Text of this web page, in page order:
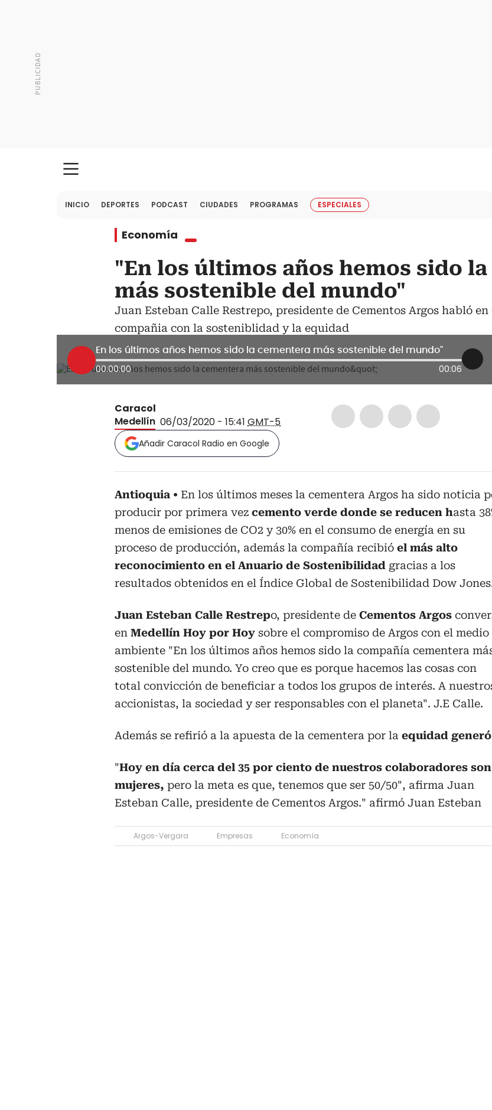
INICIO DEPORTES PODCAST CIUDADES PROGRAMAS ESPECIALES
Economía
"En los últimos años hemos sido
más sostenible del mundo"
Juan Esteban Calle Restrepo, presidente de Cementos Argos habló
compañia con la sosteniblidad y la equidad
En los últimos años hemos sido la cementera más sostenible del mundo"
00:00:00 00:06
Caracol
Medellín 06/03/2020 - 15:41 GMT-5
Añadir Caracol Radio en Google
Antioquia
En los últimos meses la cementera Argos ha sido noticia
producir por primera vez cemento verde donde se reducen hasta
menos de emisiones de CO2 y 30% en el consumo de energía en su
proceso de producción, además la compañía recibió el más alto
reconocimiento en el Anuario de Sostenibilidad gracias a los
resultados obtenidos en el Índice Global de Sostenibilidad Dow
Juan Esteban Calle Restrepo, presidente de Cementos Argos
en Medellín Hoy por Hoy sobre el compromiso de Argos con el medio
ambiente "En los últimos años hemos sido la compañía cementera
sostenible del mundo. Yo creo que es porque hacemos las cosas con
total convicción de beneficiar a todos los grupos de interés. A
accionistas, la sociedad y ser responsables con el planeta". J.E Calle.
Además se refirió a la apuesta de la cementera por la equidad generó
"Hoy en día cerca del 35 por ciento de nuestros colaboradores son
mujeres, pero la meta es que, tenemos que ser 50/50", afirma Juan
Esteban Calle, presidente de Cementos Argos." afirmó Juan Esteban
Argos-Vergara Empresas Economía